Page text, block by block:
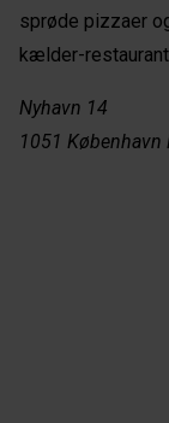
sprøde pizzaer
kælder-
Nyhavn 14
1051 København